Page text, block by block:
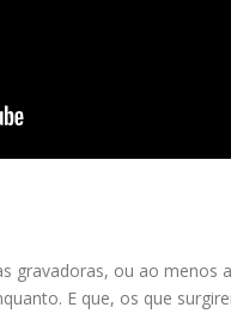
gravadoras, ou ao
E que, os que